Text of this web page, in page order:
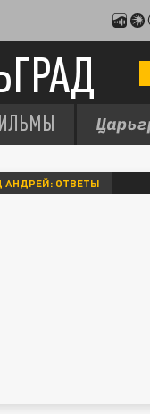
АНДРЕЙ: ОТВЕТЫ